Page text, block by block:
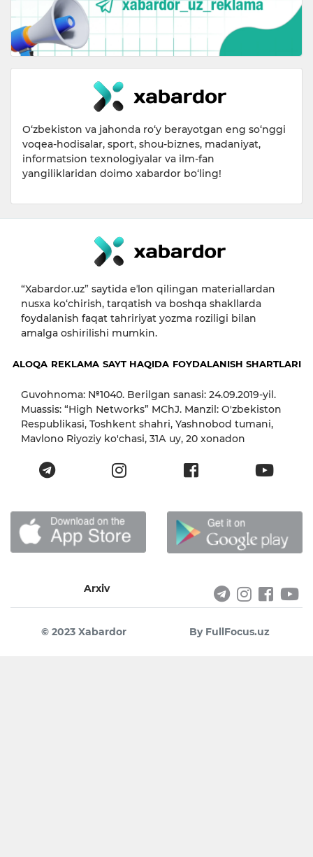
O‘zbekiston va jahonda ro‘y berayotgan eng so‘nggi
voqea-hodisalar, sport, shou-biznes, madaniyat,
informatsion texnologiyalar va ilm-fan
yangiliklaridan doimo xabardor bo‘ling!
“Xabardor.uz” saytida eʼlon qilingan materiallardan
nusxa ko‘chirish, tarqatish va boshqa shakllarda
foydalanish faqat tahririyat yozma roziligi bilan
amalga oshirilishi mumkin.
ALOQA REKLAMA SAYT HAQIDA FOYDALANISH SHARTLARI
Guvohnoma: №1040. Berilgan sanasi: 24.09.2019-yil.
Muassis: “High Networks” MChJ. Manzil: O'zbekiston
Respublikasi, Toshkent shahri, Yashnobod tumani,
Mavlono Riyoziy ko'chasi, 31А uy, 20 xonadon
Arxiv
© 2023 Xabardor By FullFocus.uz